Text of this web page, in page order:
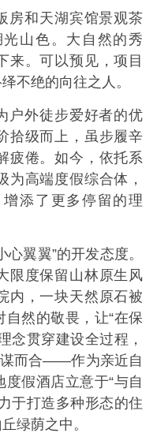
房和天湖宾馆景观茶
山色。大自然的秀
来。可以预见，项目
不绝的向往之人。
户外徒步爱好者的优
拾级而上，虽步履辛
疲倦。如今，依托系
为高端度假综合体，
添了更多停留的理
翼翼”的开发态度。
限度保留山林原生风
内，一块天然原石被
然的敬畏，让“在保
念贯穿建设全过程，
谋而合——作为亲近自
假酒店立意于“与自
于打造多种形态的住
绿荫之中。